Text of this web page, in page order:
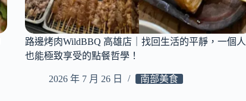
THE
KORNER
×
Miffy
三
跨
路邊烤肉WildBBQ 高雄店｜找回生活的平靜，一個人
也能極致享受的點餐哲學！
2026 年 7 月 26 日 南部美食